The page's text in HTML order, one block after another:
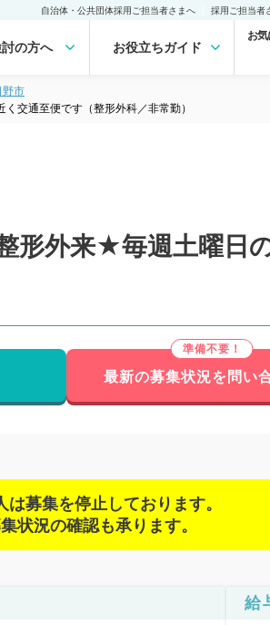
自治体・公共団体採用ご担当者さまへ 採用ご担当者
の方へ お役立ちガイド
お
野市
交通至便です（整形外科／非常勤）
形外来★毎週土曜日
最新の募集状況を問い
は募集を停止しております。
状況の確認も承ります。
給